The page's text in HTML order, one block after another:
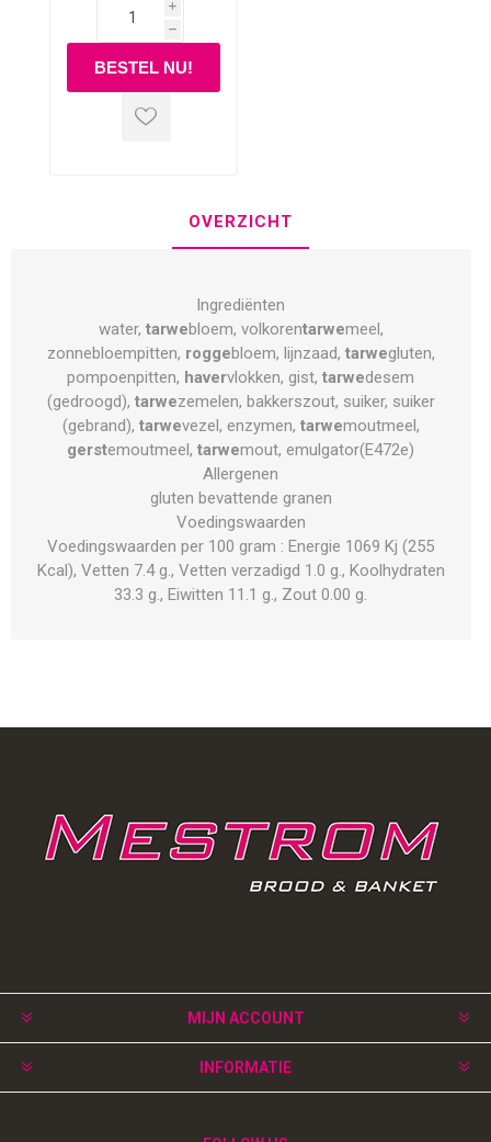
i
h
OVERZICHT
Ingrediënten
water, tarwebloem, volkorentarwemeel,
zonnebloempitten, roggebloem, lijnzaad, tarwegluten,
pompoenpitten, havervlokken, gist,tarwedesem
(gedroogd), tarwezemelen, bakkerszout, suiker, suiker
(gebrand), tarwevezel, enzymen, tarwemoutmeel,
gerstemoutmeel,tarwemout, emulgator(E472e)
Allergenen
gluten bevattende granen
Voedingswaarden
Voedingswaarden per 100 gram : Energie 1069 Kj (255
Kcal), Vetten 7.4 g., Vetten verzadigd 1.0 g., Koolhydraten
33.3 g., Eiwitten 11.1 g., Zout 0.00 g.
MIJN ACCOUNT
INFORMATIE